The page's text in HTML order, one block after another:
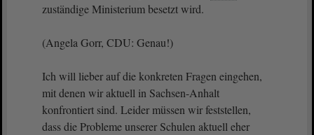
zuständige Ministerium besetzt wird.
(Angela Gorr, CDU: Genau!)
Ich will lieber auf die konkreten Fragen eingehen,
mit denen wir aktuell in Sachsen-Anhalt
konfrontiert sind. Leider müssen wir feststellen,
dass die Probleme unserer Schulen aktuell eher